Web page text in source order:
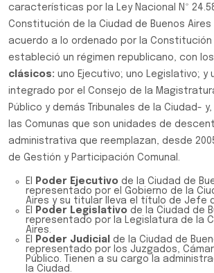
características por la Ley Nacional Nº
Constitución de la Ciudad de Buenos Aires
acuerdo a lo ordenado por la Constitución
estableció un régimen republicano, con los
clásicos: uno Ejecutivo; uno Legislativo; y
integrado por el Consejo de la
Público y demás Tribunales de la Ciudad-
las Comunas que son unidades de
administrativa que reemplazan, desde
de Gestión y Participación Comunal.
El Poder Ejecutivo de la Ciudad de
representado por el Gobierno de la
Aires y su titular lleva el título de Jefe
El
Poder Legislativo de la Ciudad de
representado por la Legislatura de la
Aires.
El
Poder Judicial de la Ciudad de
representado por los Juzgados,
Público. Tienen a su cargo la
la Ciudad.